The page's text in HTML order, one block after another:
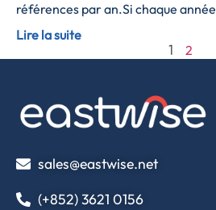
références par an.Si chaque année
Lire la suite
1 2
sales@eastwise.net
(+852) 3621 0156